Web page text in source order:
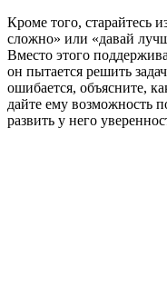
Кроме того, старайтесь
сложно» или «давай
Вместо этого
он пытается решить
ошибается, объясните,
дайте ему возможность
развить у него